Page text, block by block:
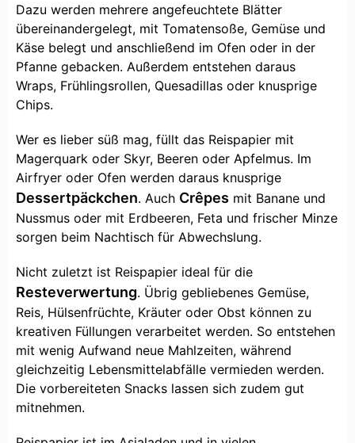
Dazu werden mehrere angefeuchtete Blätter
übereinandergelegt, mit Tomatensoße, Gemüse und
Käse belegt und anschließend im Ofen oder in der
Pfanne gebacken. Außerdem entstehen daraus
Wraps, Frühlingsrollen, Quesadillas oder knusprige
Chips.
Wer es lieber süß mag, füllt das Reispapier mit
Magerquark oder Skyr, Beeren oder Apfelmus. Im
Airfryer oder Ofen werden daraus knusprige
Dessertpäckchen. Auch Crêpes mit Banane und
Nussmus oder mit Erdbeeren, Feta und frischer Minze
sorgen beim Nachtisch für Abwechslung.
Nicht zuletzt ist Reispapier ideal für die
Resteverwertung. Übrig gebliebenes Gemüse,
Reis, Hülsenfrüchte, Kräuter oder Obst können zu
kreativen Füllungen verarbeitet werden. So entstehen
mit wenig Aufwand neue Mahlzeiten, während
gleichzeitig Lebensmittelabfälle vermieden werden.
Die vorbereiteten Snacks lassen sich zudem gut
mitnehmen.